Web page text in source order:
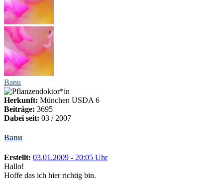
Banu
Herkunft: München USDA 6
Beiträge: 3695
Dabei seit: 03 / 2007
Banu
Erstellt: 03.01.2009 - 20:05 Uhr
Hallo!
Hoffe das ich hier richtig bin.